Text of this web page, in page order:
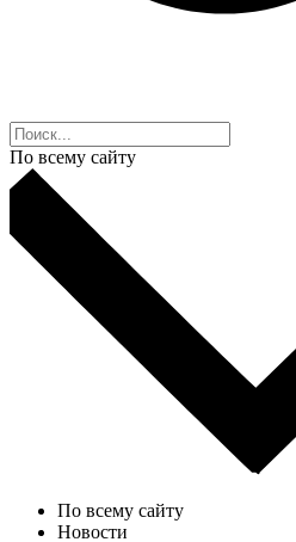
По всему сайту
По всему сайту
Новости